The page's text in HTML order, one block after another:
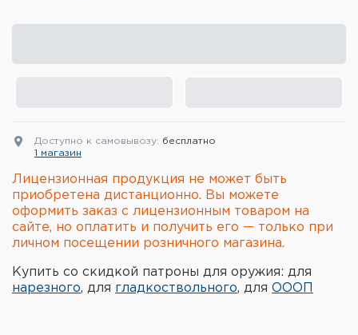
Охотничье снаряжение
Фонари и ЛЦУ
Туристическое снаряжение
Инструменты
Опоры и станки для оружия
Термосы, термосумки, бутылки
Доступно к самовывозу: бесплатно
1 магазин
Лицензионная продукция не может быть
приобретена дистанционно. Вы можете
оформить заказ с лицензионным товаром на
сайте, но оплатить и получить его — только при
личном посещении розничного магазина.
Купить со скидкой патроны для оружия: для
нарезного, для гладкоствольного, для ОООП